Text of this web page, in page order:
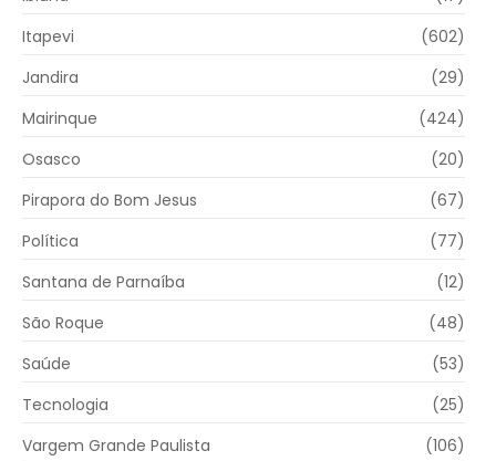
Itapevi
(602)
Jandira
(29)
Mairinque
(424)
Osasco
(20)
Pirapora do Bom Jesus
(67)
Política
(77)
Santana de Parnaíba
(12)
São Roque
(48)
Saúde
(53)
Tecnologia
(25)
Vargem Grande Paulista
(106)